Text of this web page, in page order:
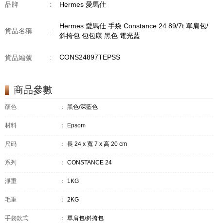
品牌 : Hermes 愛馬仕
貨品名稱 :
Hermes 愛馬仕 手袋 Constance 24 89/7t 單肩包/
斜挎包 包包康 黑色 電光藍
貨品編號 : CONS24897TEPSS
商品參數
顏色 ： 黑色/深藍色
材料 ： Epsom
尺码 ： 長 24 x 寬 7 x 高 20 cm
系列 ： CONSTANCE 24
淨重 ： 1KG
毛重 ： 2KG
手袋款式 ： 單肩包/斜挎包